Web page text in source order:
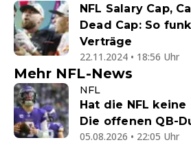
NFL Salary Cap,
Dead Cap: So
Verträge
22.11.2024 • 18:56 Uhr
Mehr NFL-News
NFL
Hat die NFL
Die offenen QB-
05.08.2026 • 22:05 Uhr